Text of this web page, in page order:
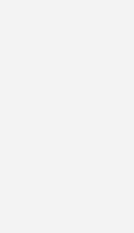
von
ist, wenn es um
und Sie sind immer
des Energiesystems